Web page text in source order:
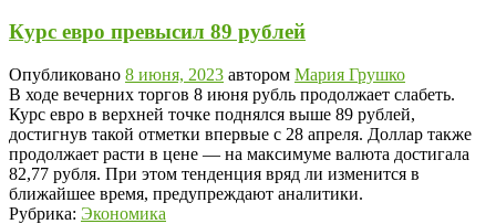
Курс евро превысил 89 рублей
Опубликовано 8 июня, 2023 автором Мария Грушко
В ходе вечерних торгов 8 июня рубль продолжает слабеть.
Курс евро в верхней точке поднялся выше 89 рублей,
достигнув такой отметки впервые с 28 апреля. Доллар также
продолжает расти в цене — на максимуме валюта достигала
82,77 рубля. При этом тенденция вряд ли изменится в
ближайшее время, предупреждают аналитики.
Рубрика: Экономика